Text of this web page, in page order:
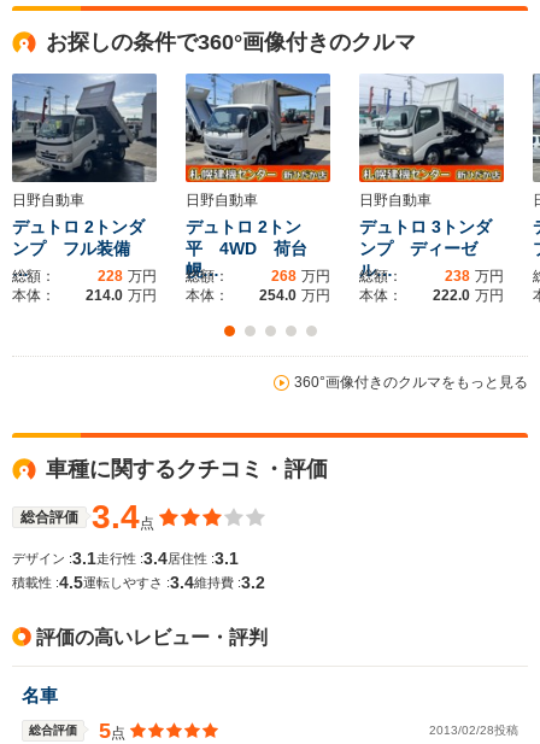
サイズ
(全長x全幅x全高)
排気量
駆動方式
全幅
-m
全長
-m
ホイールベース
3000cc
FR、4WD
全幅
-m
全長
-m
ホイールベース
-m
-
ホイ
お探しの条件で360°画像付きのクルマ
日野自動車
デュトロ 2トンダ
ンプ フル装備
…
総額： 228 万円
本体：
214.0 万円
日野自動車
デュトロ 2トン
平 4WD 荷台
幌…
総額： 268 万円
本体：
254.0 万円
日野自動車
デュトロ 3トンダ
ンプ ディーゼ
ル…
総額： 238 万円
本体：
222.0 万円
360°画像付きのクルマをもっと見る
車種に関するクチコミ・評価
総合評価 3.4点
デザイン :3.1走行性 :3.4居住性 :3.1
積載性 :4.5運転しやすさ :3.4維持費 :3.2
評価の高いレビュー・評判
名車
総合評価 5点 2013/02/28投稿